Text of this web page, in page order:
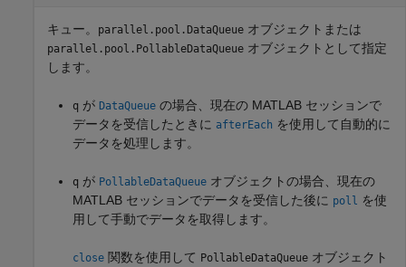
キュー。 parallel.pool.DataQueue オブジェクトまたは
parallel.pool.PollableDataQueue オブジェクトとして指定
します。
q が DataQueue の場合、現在の MATLAB セッションで
データを受信したときに afterEach を使用して自動的に
データを処理します。
q が PollableDataQueue オブジェクトの場合、現在の
MATLAB セッションでデータを受信した後に poll を使
用して手動でデータを取得します。
close 関数を使用して PollableDataQueue オブジェクト